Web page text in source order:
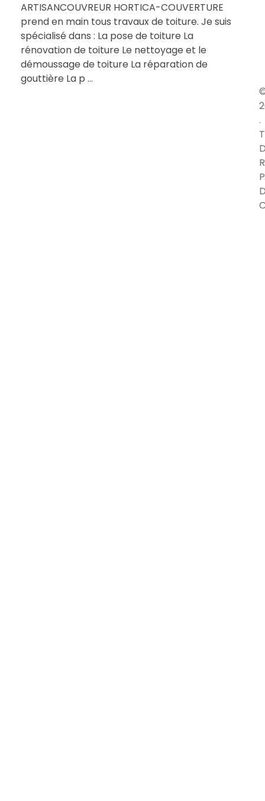
ARTISANCOUVREUR HORTICA-COUVERTURE
prend en main tous travaux de toiture. Je suis
spécialisé dans : La pose de toiture La
rénovation de toiture Le nettoyage et le
démoussage de toiture La réparation de
gouttière La p ...
.